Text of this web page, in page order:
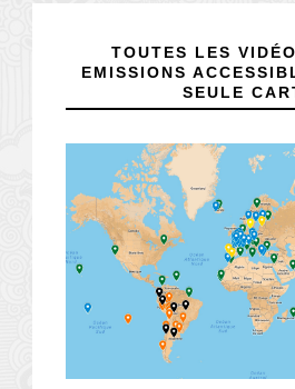
TOUTES LES
EMISSIONS
SEULE